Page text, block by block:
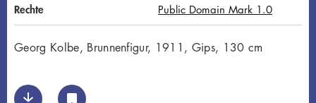
Rechte Public Domain Mark 1.0
Georg Kolbe, Brunnenfigur, 1911, Gips, 130 cm